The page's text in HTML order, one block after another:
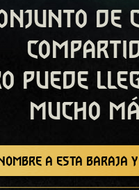
de
puede
mucho
a esta baraja